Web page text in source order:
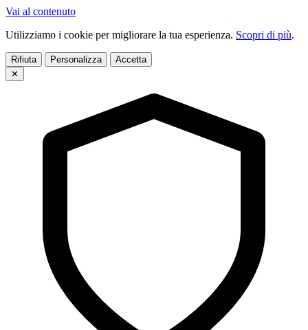
Vai al contenuto
Utilizziamo i cookie per migliorare la tua esperienza. Scopri di più.
Rifiuta Personalizza
Accetta
✕